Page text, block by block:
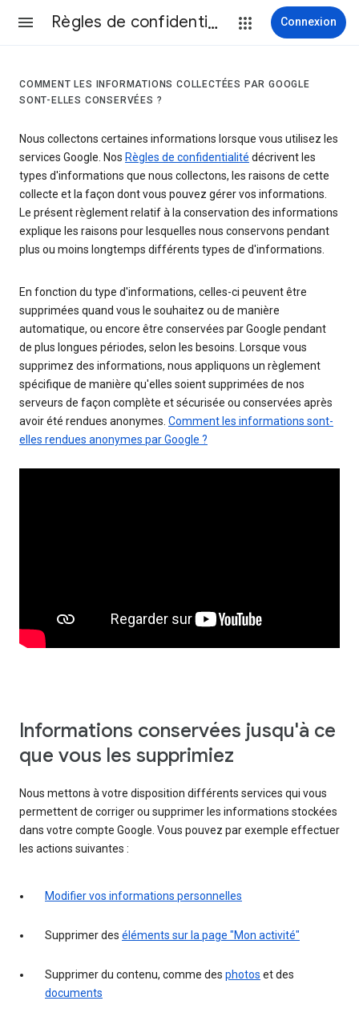
Règles de confidentialité et conditions d’utilisation Connexion
COMMENT LES INFORMATIONS COLLECTÉES PAR GOOGLE
SONT-ELLES CONSERVÉES ?
Nous collectons certaines informations lorsque vous utilisez les
services Google. Nos Règles de confidentialité décrivent les
types d'informations que nous collectons, les raisons de cette
collecte et la façon dont vous pouvez gérer vos informations.
Le présent règlement relatif à la conservation des informations
explique les raisons pour lesquelles nous conservons pendant
plus ou moins longtemps différents types de d'informations.
En fonction du type d'informations, celles-ci peuvent être
supprimées quand vous le souhaitez ou de manière
automatique, ou encore être conservées par Google pendant
de plus longues périodes, selon les besoins. Lorsque vous
supprimez des informations, nous appliquons un règlement
spécifique de manière qu'elles soient supprimées de nos
serveurs de façon complète et sécurisée ou conservées après
avoir été rendues anonymes. Comment les informations sont-
elles rendues anonymes par Google ?
Informations conservées jusqu'à ce
que vous les supprimiez
Nous mettons à votre disposition différents services qui vous
permettent de corriger ou supprimer les informations stockées
dans votre compte Google. Vous pouvez par exemple effectuer
les actions suivantes :
Modifier vos informations personnelles
Supprimer des éléments sur la page "Mon activité"
Supprimer du contenu, comme des photos et des
documents